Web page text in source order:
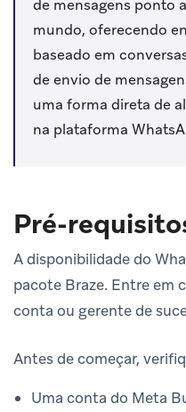
de mensagens ponto
mundo, oferecendo
baseado em
de envio de
uma forma direta de
na plataforma
Pré-
A disponibilidade do
pacote Braze. Entre em
conta ou gerente de
Antes de começar,
Uma conta do Meta